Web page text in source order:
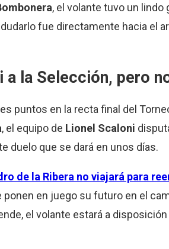
, el volante tuvo un
fue directamente hacia el
la Selección, pero
puntos en la recta final del
, el equipo de Lionel Scaloni
duelo que se dará en unos días.
de la Ribera no viajará para
ponen en juego su futuro en el
el volante estará a